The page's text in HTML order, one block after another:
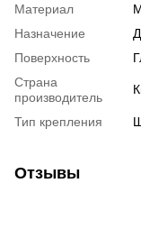
Материал
Назначение
Поверхность
Страна
производитель
Тип крепления
Отзывы